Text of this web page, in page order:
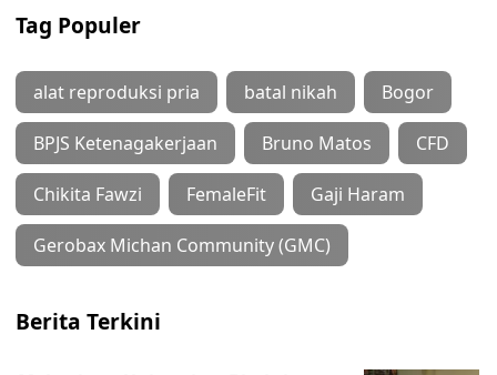
Tag Populer
alat reproduksi pria batal nikah Bogor
BPJS Ketenagakerjaan Bruno Matos CFD
Chikita Fawzi FemaleFit Gaji Haram
Gerobax Michan Community (GMC)
Berita Terkini